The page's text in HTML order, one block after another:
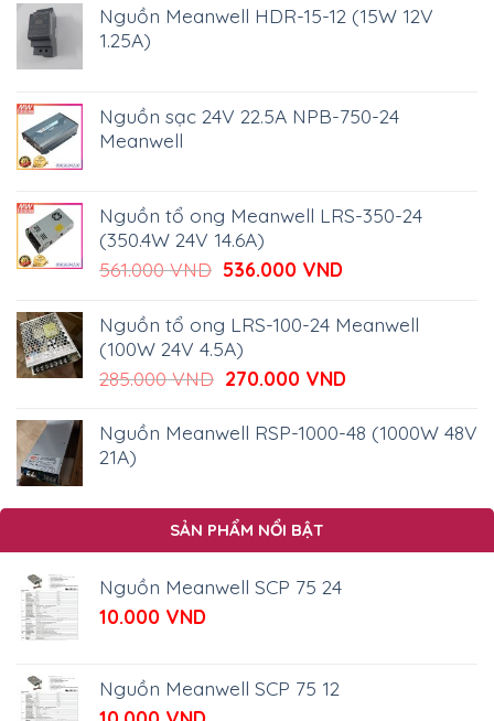
Nguồn Meanwell HDR-15-12 (15W 12V
1.25A)
Nguồn sạc 24V 22.5A NPB-750-24
Meanwell
Nguồn tổ ong Meanwell LRS-350-24
(350.4W 24V 14.6A)
561.000VND Giá
là:
561.000 VND.
536.000 VND
tại
536.000 VND.
Nguồn tổ ong LRS-100-24 Meanwell
(100W 24V 4.5A)
285.000VND Giá
là:
270.000 VND
tại
Nguồn Meanwell RSP-1000-48 (1000W 48V
21A)
SẢN PHẨM NỔI BẬT
Nguồn Meanwell SCP 75 24
10.000 VND
Nguồn Meanwell SCP 75 12